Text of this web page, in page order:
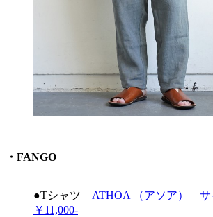
・FANGO
●Tシャツ ATHOA （アソア）
￥11,000-